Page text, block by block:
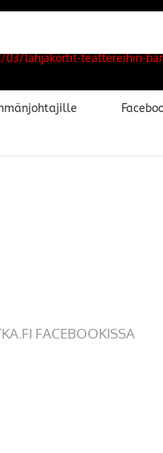
FACEBOOKISSA